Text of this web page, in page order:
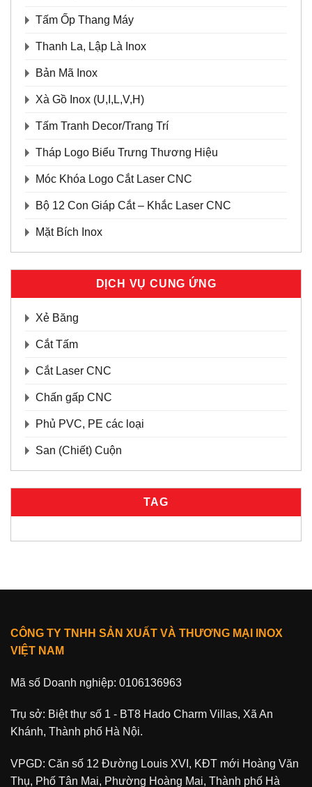
Tấm Ốp Thang Máy
Thanh La, Lập Là Inox
Bản Mã Inox
Xà Gồ Inox (U,I,L,V,H)
Tấm Tranh Decor/Trang Trí
Tháp Logo Biểu Trưng Thương Hiệu
Móc Khóa Logo Cắt Laser CNC
Bộ 12 Con Giáp Cắt – Khắc Laser CNC
Mặt Bích Inox
DỊCH VỤ CUNG ỨNG
Xẻ Băng
Cắt Tấm
Cắt Laser CNC
Chấn gấp CNC
Phủ PVC, PE các loại
San (Chiết) Cuộn
TAG
CÔNG TY TNHH SẢN XUẤT VÀ THƯƠNG MẠI INOX
VIỆT NAM
Mã số Doanh nghiệp: 0106136963
Trụ sở: Biệt thự số 1 - BT8 Hado Charm Villas, Xã An
Khánh, Thành phố Hà Nội.
VPGD: Căn số 12 Đường Louis XVI, KĐT mới Hoàng Văn
Thụ, Phố Tân Mai, Phường Hoàng Mai, Thành phố Hà